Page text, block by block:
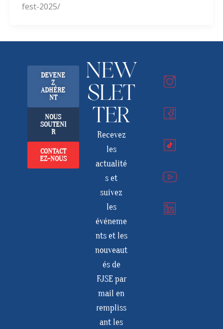
fest-2025/
DEVENE
Z
ADHÉRE
NT
NOUS
SOUTENI
R
CONTACT
EZ-NOUS
NEW
SLET
TER
Recevez
les
actualité
s et
suivez
les
événeme
nts et les
nouveaut
és de
FJSE par
mail en
rempliss
ant les